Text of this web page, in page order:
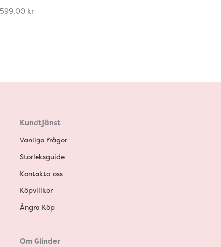
599,00 kr
Kundtjänst
Vanliga frågor
Storleksguide
Kontakta oss
Köpvillkor
Ångra Köp
Om Glinder